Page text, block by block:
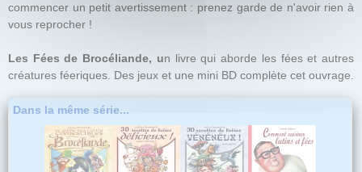
commencer un petit avertissement : prenez garde de n'avoir rien à
vous reprocher !
Les Fées de Brocéliande, un livre qui aborde les fées et autres
créatures féeriques. Des jeux et une mini BD complète cet ouvrage.
Dans la même série...